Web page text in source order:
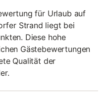
für Urlaub auf
Strand liegt bei
Diese hohe
Gästebewertungen
Qualität der